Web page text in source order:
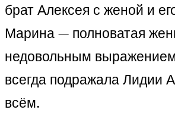
брат Алексея с женой и
Марина — полноватая
недовольным
всегда подражала Лидии
всём.